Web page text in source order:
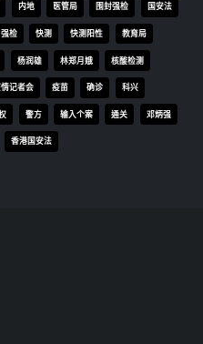
内地 医管局 围封强检 国安法
强检 快测 快测阳性 教育局
杨润雄 林郑月娥 核酸检测
记者会 疫苗 确诊 科兴
警方 输入个案 通关 邓炳强
香港国安法